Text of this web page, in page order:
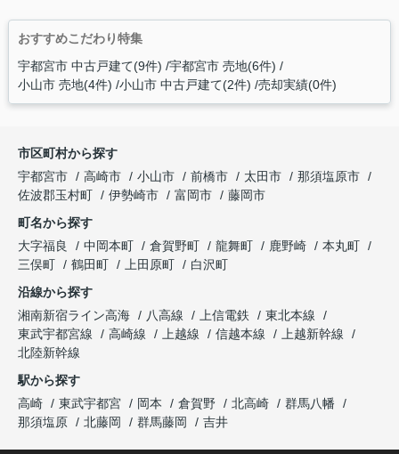
おすすめこだわり特集
宇都宮市 中古戸建て(9件) 宇都宮市 売地(6件)
小山市 売地(4件) 小山市 中古戸建て(2件) 売却実績(0件)
市区町村から探す
宇都宮市
高崎市 小山市 前橋市 太田市
那須塩原市
佐波郡玉村町
伊勢崎市 富岡市
藤岡市
町名から探す
大字福良
中岡本町 倉賀野町 龍舞町 鹿野崎
本丸町
三俣町
鶴田町 上田原町
白沢町
沿線から探す
湘南新宿ライン高海
八高線 上信電鉄
東北本線
東武宇都宮線
高崎線 上越線 信越本線
上越新幹線
北陸新幹線
駅から探す
高崎
東武宇都宮 岡本 倉賀野 北高崎
群馬八幡
那須塩原
北藤岡 群馬藤岡 吉井